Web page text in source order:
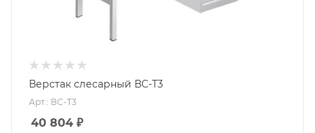
Верстак слесарный ВС-Т3
Арт.: ВС-Т3
40 804 ₽